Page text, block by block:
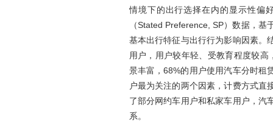
情境下的出行选择在内的显示性偏
（Stated Preference, SP）数据，
基本出行特征与出行行为影响因素。
用户，用户较年轻、受教育程度较
景丰富，68%的用户使用汽车分时租
户最为关注的两个因素，计费方式
了部分网约车用户和私家车用户，汽
系。